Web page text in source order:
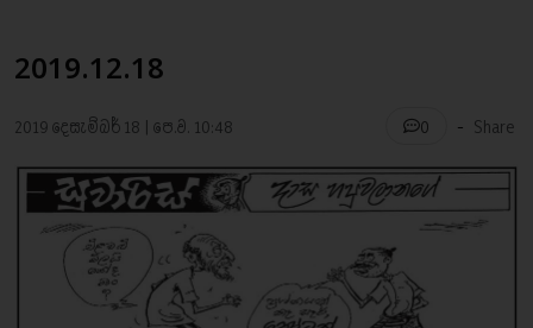
2019.12.18
2019 දෙසැම්බර් 18 | පෙ.ව. 10:48 0 - Share